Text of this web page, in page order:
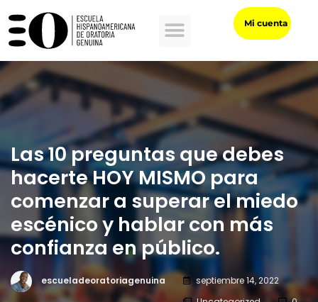
Mi cuenta
Las 10 preguntas que debes
hacerte HOY MISMO para
comenzar a superar el miedo
escénico y hablar con más
confianza en público.
escueladeoratoriagenuina
septiembre 14, 2022